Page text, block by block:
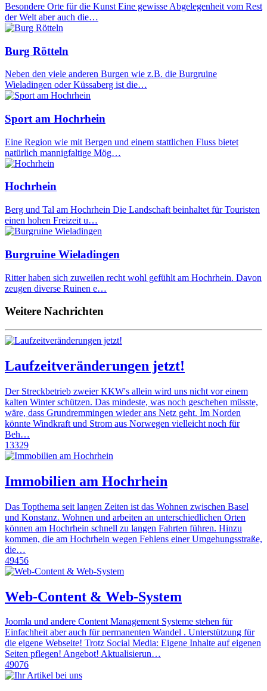
Besondere Orte für die Kunst Eine gewisse Abgelegenheit vom Rest
der Welt aber auch die…
Burg Rötteln
Neben den viele anderen Burgen wie z.B. die Burgruine
Wieladingen oder Küssaberg ist die…
Sport am Hochrhein
Eine Region wie mit Bergen und einem stattlichen Fluss bietet
natürlich mannigfaltige Mög…
Hochrhein
Berg und Tal am Hochrhein Die Landschaft beinhaltet für Touristen
einen hohen Freizeit u…
Burgruine Wieladingen
Ritter haben sich zuweilen recht wohl gefühlt am Hochrhein. Davon
zeugen diverse Ruinen e…
Weitere Nachrichten
Laufzeitveränderungen jetzt!
Der Streckbetrieb zweier KKW's allein wird uns nicht vor einem
kalten Winter schützen. Das mindeste, was noch geschehen müsste,
wäre, dass Grundremmingen wieder ans Netz geht. Im Norden
könnte Windkraft und Strom aus Norwegen vielleicht noch für
Beh…
13329
Immobilien am Hochrhein
Das Topthema seit langen Zeiten ist das Wohnen zwischen Basel
und Konstanz. Wohnen und arbeiten an unterschiedlichen Orten
können am Hochrhein schnell zu langen Fahrten führen. Hinzu
kommen, die am Hochrhein wegen Fehlens einer Umgehungsstraße,
die…
49456
Web-Content & Web-System
Joomla und andere Content Management Systeme stehen für
Einfachheit aber auch für permanenten Wandel . Unterstützung für
die eigene Webseite! Trotz Social Media: Eigene Inhalte auf eigenen
Seiten pflegen! Angebot! Aktualisierun…
49076